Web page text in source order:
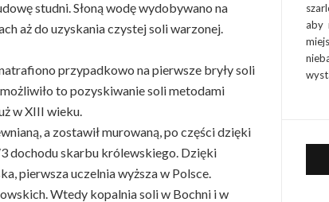
studni. Słoną wodę wydobywano na
aż do uzyskania czystej soli warzonej.
przypadkowo na pierwsze bryły soli
to pozyskiwanie soli metodami
w XIII wieku.
a zostawił murowaną, po części dzięki
dochodu skarbu królewskiego. Dzięki
pierwsza uczelnia wyższa w Polsce.
Wtedy kopalnia soli w Bochni i w
aby